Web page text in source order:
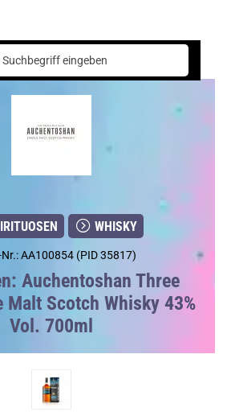
Auchentoshan Three Wood Single Malt Scotch Whisky 43% Vol. 700ml
WHISKY
AA100854 (PID 35817)
Auchentoshan Three
Malt Scotch Whisky 43%
Vol. 700ml